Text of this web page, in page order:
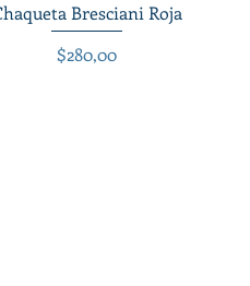
Vista rápida
Bresciani Roja
Precio
$280,00